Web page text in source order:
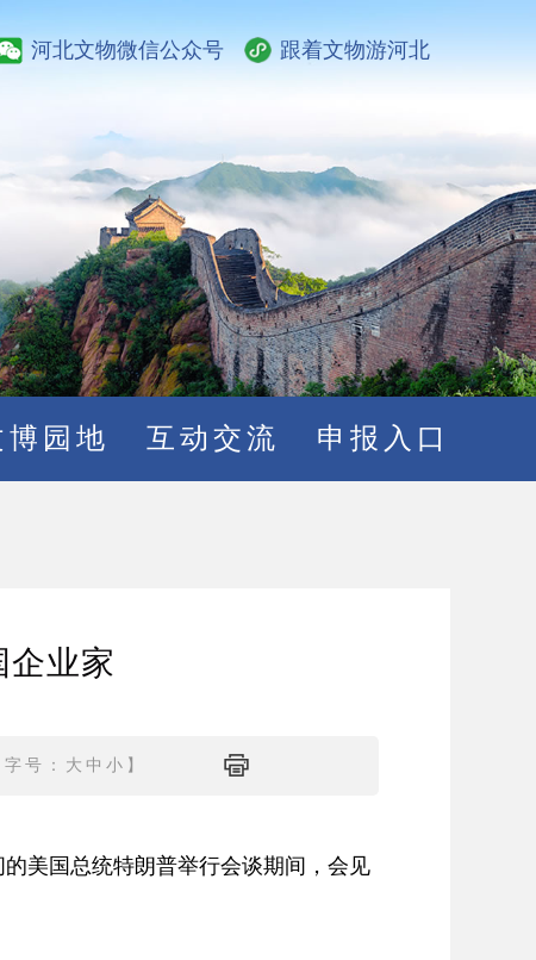
河北文物微信公众号 跟着文物游河北
博园地 互动交流 申报入口
企业家
字号： 大 中 小 】
美国总统特朗普举行会谈期间，会见